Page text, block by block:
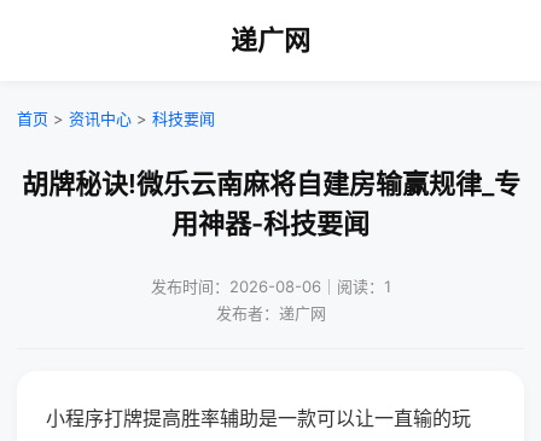
递广网
首页 > 资讯中心 > 科技要闻
胡牌秘诀!微乐云南麻将自建房输赢规律_专
用神器-科技要闻
发布时间：2026-08-06｜阅读：1
发布者：递广网
小程序打牌提高胜率辅助是一款可以让一直输的玩